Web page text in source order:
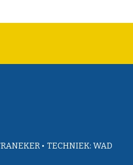
• TECHNIEK: WAD